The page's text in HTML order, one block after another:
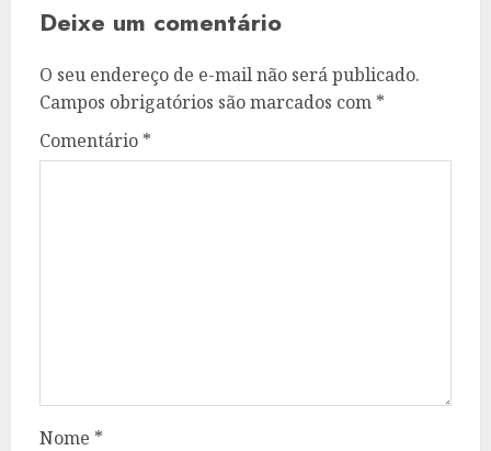
Deixe um comentário
O seu endereço de e-mail não será publicado.
Campos obrigatórios são marcados com *
Comentário *
Nome *